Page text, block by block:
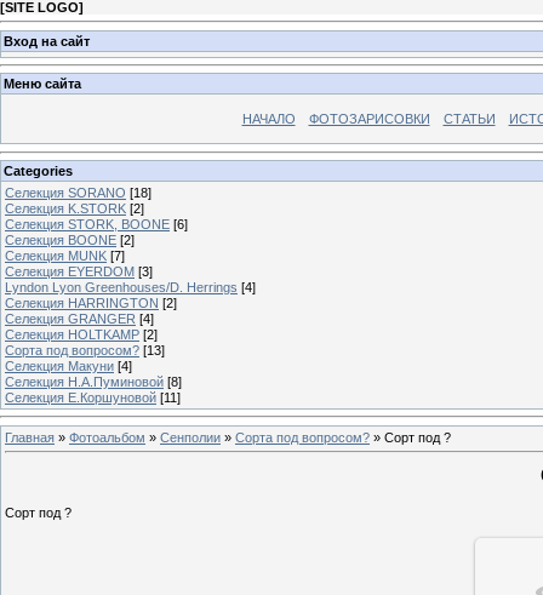
[SITE LOGO]
Вход на сайт
Меню сайта
НАЧАЛО ФОТОЗАРИСОВКИ СТАТЬИ
Categories
Селекция SORANO [18]
Селекция K.STORK [2]
Селекция STORK, BOONE [6]
Селекция BOONE [2]
Селекция MUNK [7]
Селекция EYERDOM [3]
Lyndon Lyon Greenhouses/D. Herrings [4]
Селекция HARRINGTON [2]
Селекция GRANGER [4]
Селекция HOLTKAMP [2]
Сорта под вопросом? [13]
Селекция Макуни [4]
Селекция Н.А.Пуминовой [8]
Селекция Е.Коршуновой [11]
Главная » Фотоальбом » Сенполии » Сорта под вопросом? » Сорт под ?
Сорт под ?